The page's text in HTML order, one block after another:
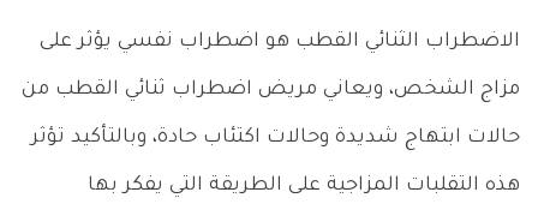
الاضطراب الثنائي القطب هو اضطراب نفسي يؤثر على
مزاج الشخص، ويعاني مريض اضطراب ثنائي القطب من
حالات ابتهاج شديدة وحالات اكتئاب حادة، وبالتأكيد تؤثر
هذه التقلبات المزاجية على الطريقة التي يفكر بها